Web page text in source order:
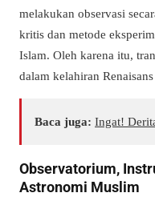
melakukan observasi
kritis dan metode
Islam. Oleh karena itu,
dalam kelahiran
Baca juga: Ingat!
Observatorium,
Astronomi Muslim